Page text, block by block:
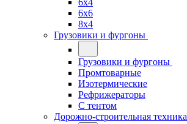
6x4
6x6
8x4
Грузовики и фургоны
Грузовики и фургоны
Промтоварные
Изотермические
Рефрижераторы
С тентом
Дорожно-строительная техника